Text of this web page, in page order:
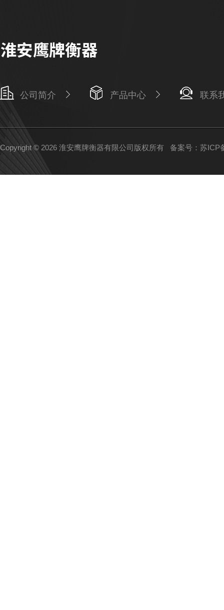
公司简介 产品中心 联系
Copyright © 2026 淮安鹰牌衡器有限公司版权所有 备案号：苏ICP